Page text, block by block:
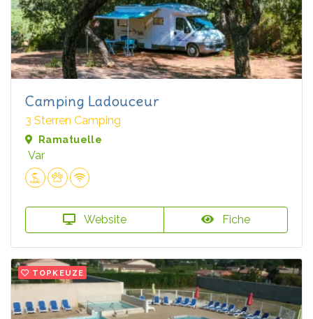
Camping Ladouceur
3 Sterren Camping
Ramatuelle
Var
Website Fiche
TOPKEUZE